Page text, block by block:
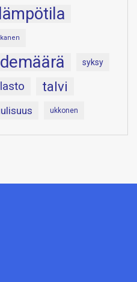
lämpötila
syksy
talvi
ukkonen